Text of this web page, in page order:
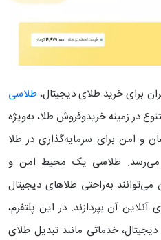
برای خرید طلای دیجیتال، طلاسی
در زمینه خریدوفروش طلا، به‌ویژه
و امن برای سرمایه‌گذاری در طلا
می‌رسد. طلاسی یک محیط امن و
می‌توانند به‌راحتی طلاهای دیجیتال
آن بپردازند. در این پلتفرم،
خدماتی مانند تبدیل طلای